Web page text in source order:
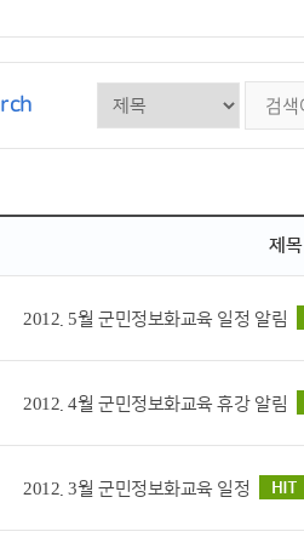
제목
2012. 5월 군민정보화교육 일정 알림
2012. 4월 군민정보화교육 휴강 알림
2012. 3월 군민정보화교육 일정